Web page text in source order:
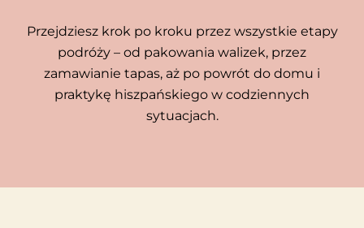
Przejdziesz krok po kroku przez wszystkie etapy
podróży – od pakowania walizek, przez
zamawianie tapas, aż po powrót do domu i
praktykę hiszpańskiego w codziennych
sytuacjach.